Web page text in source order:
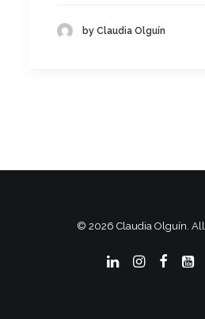
by Claudia Olguín
© 2026 Claudia Olguín.